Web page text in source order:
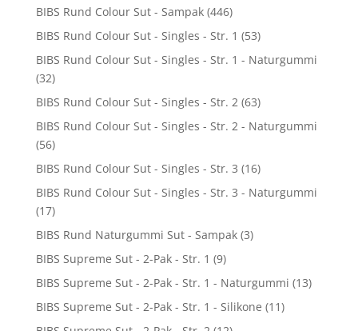
BIBS Rund Colour Sut - Sampak (446)
BIBS Rund Colour Sut - Singles - Str. 1 (53)
BIBS Rund Colour Sut - Singles - Str. 1 - Naturgummi
(32)
BIBS Rund Colour Sut - Singles - Str. 2 (63)
BIBS Rund Colour Sut - Singles - Str. 2 - Naturgummi
(56)
BIBS Rund Colour Sut - Singles - Str. 3 (16)
BIBS Rund Colour Sut - Singles - Str. 3 - Naturgummi
(17)
BIBS Rund Naturgummi Sut - Sampak (3)
BIBS Supreme Sut - 2-Pak - Str. 1 (9)
BIBS Supreme Sut - 2-Pak - Str. 1 - Naturgummi (13)
BIBS Supreme Sut - 2-Pak - Str. 1 - Silikone (11)